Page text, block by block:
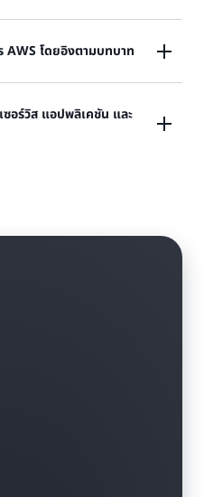
ยันตัวตนของผู้ใช้
คชันแบบหลายสิทธิ์การใช้
ซอร์วิสที่ทันสมัยและ
มต่อกับทรัพยากรฝั่ง
AWS โดยอิงตามบทบาท
ปลอดภัยสำหรับบริการ
DynamoDB และ
ถึงแบบมีตัวรับส่ง
อร์วิส แอปพลิเคชัน และ
รเซอร์วิส หรือ API ของ
ลประจำตัวไคลเอนต์